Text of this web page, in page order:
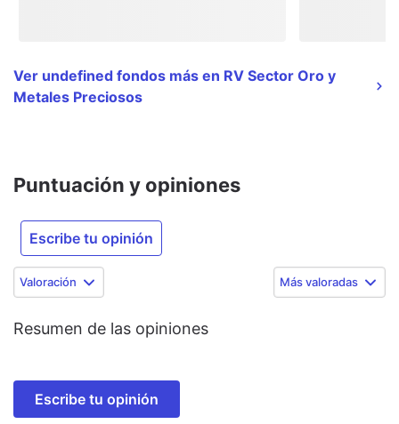
Ver undefined fondos más en RV Sector Oro y
Metales Preciosos
Puntuación y opiniones
Escribe tu opinión
Valoración Más valoradas
Resumen de las opiniones
Escribe tu opinión